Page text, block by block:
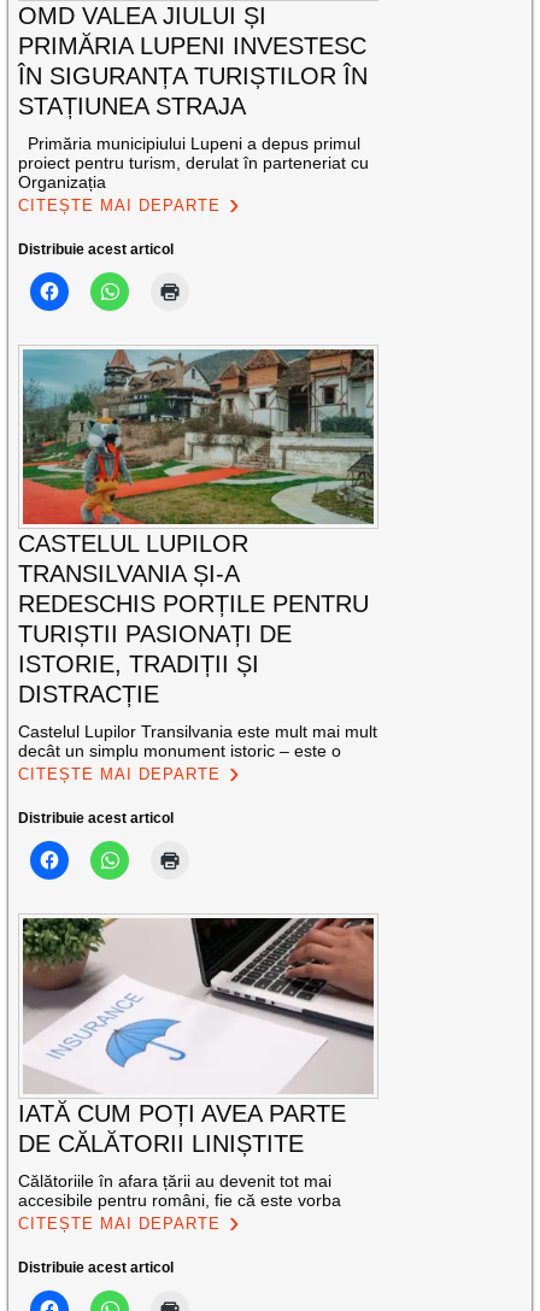
OMD VALEA JIULUI ȘI
PRIMĂRIA LUPENI INVESTESC
ÎN SIGURANȚA TURIȘTILOR ÎN
STAȚIUNEA STRAJA
Primăria municipiului Lupeni a depus primul
proiect pentru turism, derulat în parteneriat cu
Organizația
CITEȘTE MAI DEPARTE
Distribuie acest articol
CASTELUL LUPILOR
TRANSILVANIA ȘI-A
REDESCHIS PORȚILE PENTRU
TURIȘTII PASIONAȚI DE
ISTORIE, TRADIȚII ȘI
DISTRACȚIE
Castelul Lupilor Transilvania este mult mai mult
decât un simplu monument istoric – este o
CITEȘTE MAI DEPARTE
Distribuie acest articol
IATĂ CUM POȚI AVEA PARTE
DE CĂLĂTORII LINIȘTITE
Călătoriile în afara țării au devenit tot mai
accesibile pentru români, fie că este vorba
CITEȘTE MAI DEPARTE
Distribuie acest articol